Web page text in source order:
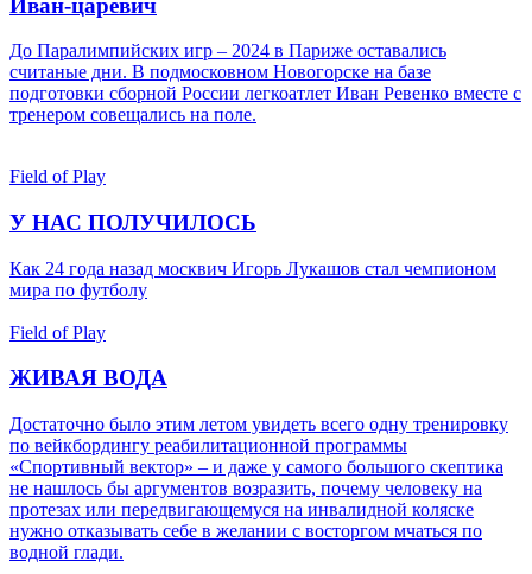
До Паралимпийских игр – 2024 в Париже оставались
считаные дни. В подмосковном Новогорске на базе
подготовки сборной России легкоатлет Иван Ревенко вместе с
тренером совещались на поле.
Field of Play
У НАС ПОЛУЧИЛОСЬ
Как 24 года назад москвич Игорь Лукашов стал чемпионом
мира по футболу
Field of Play
ЖИВАЯ ВОДА
Достаточно было этим летом увидеть всего одну тренировку
по вейкбордингу реабилитационной программы
«Спортивный вектор» – и даже у самого большого скептика
не нашлось бы аргументов возразить, почему человеку на
протезах или передвигающемуся на инвалидной коляске
нужно отказывать себе в желании с восторгом мчаться по
водной глади.